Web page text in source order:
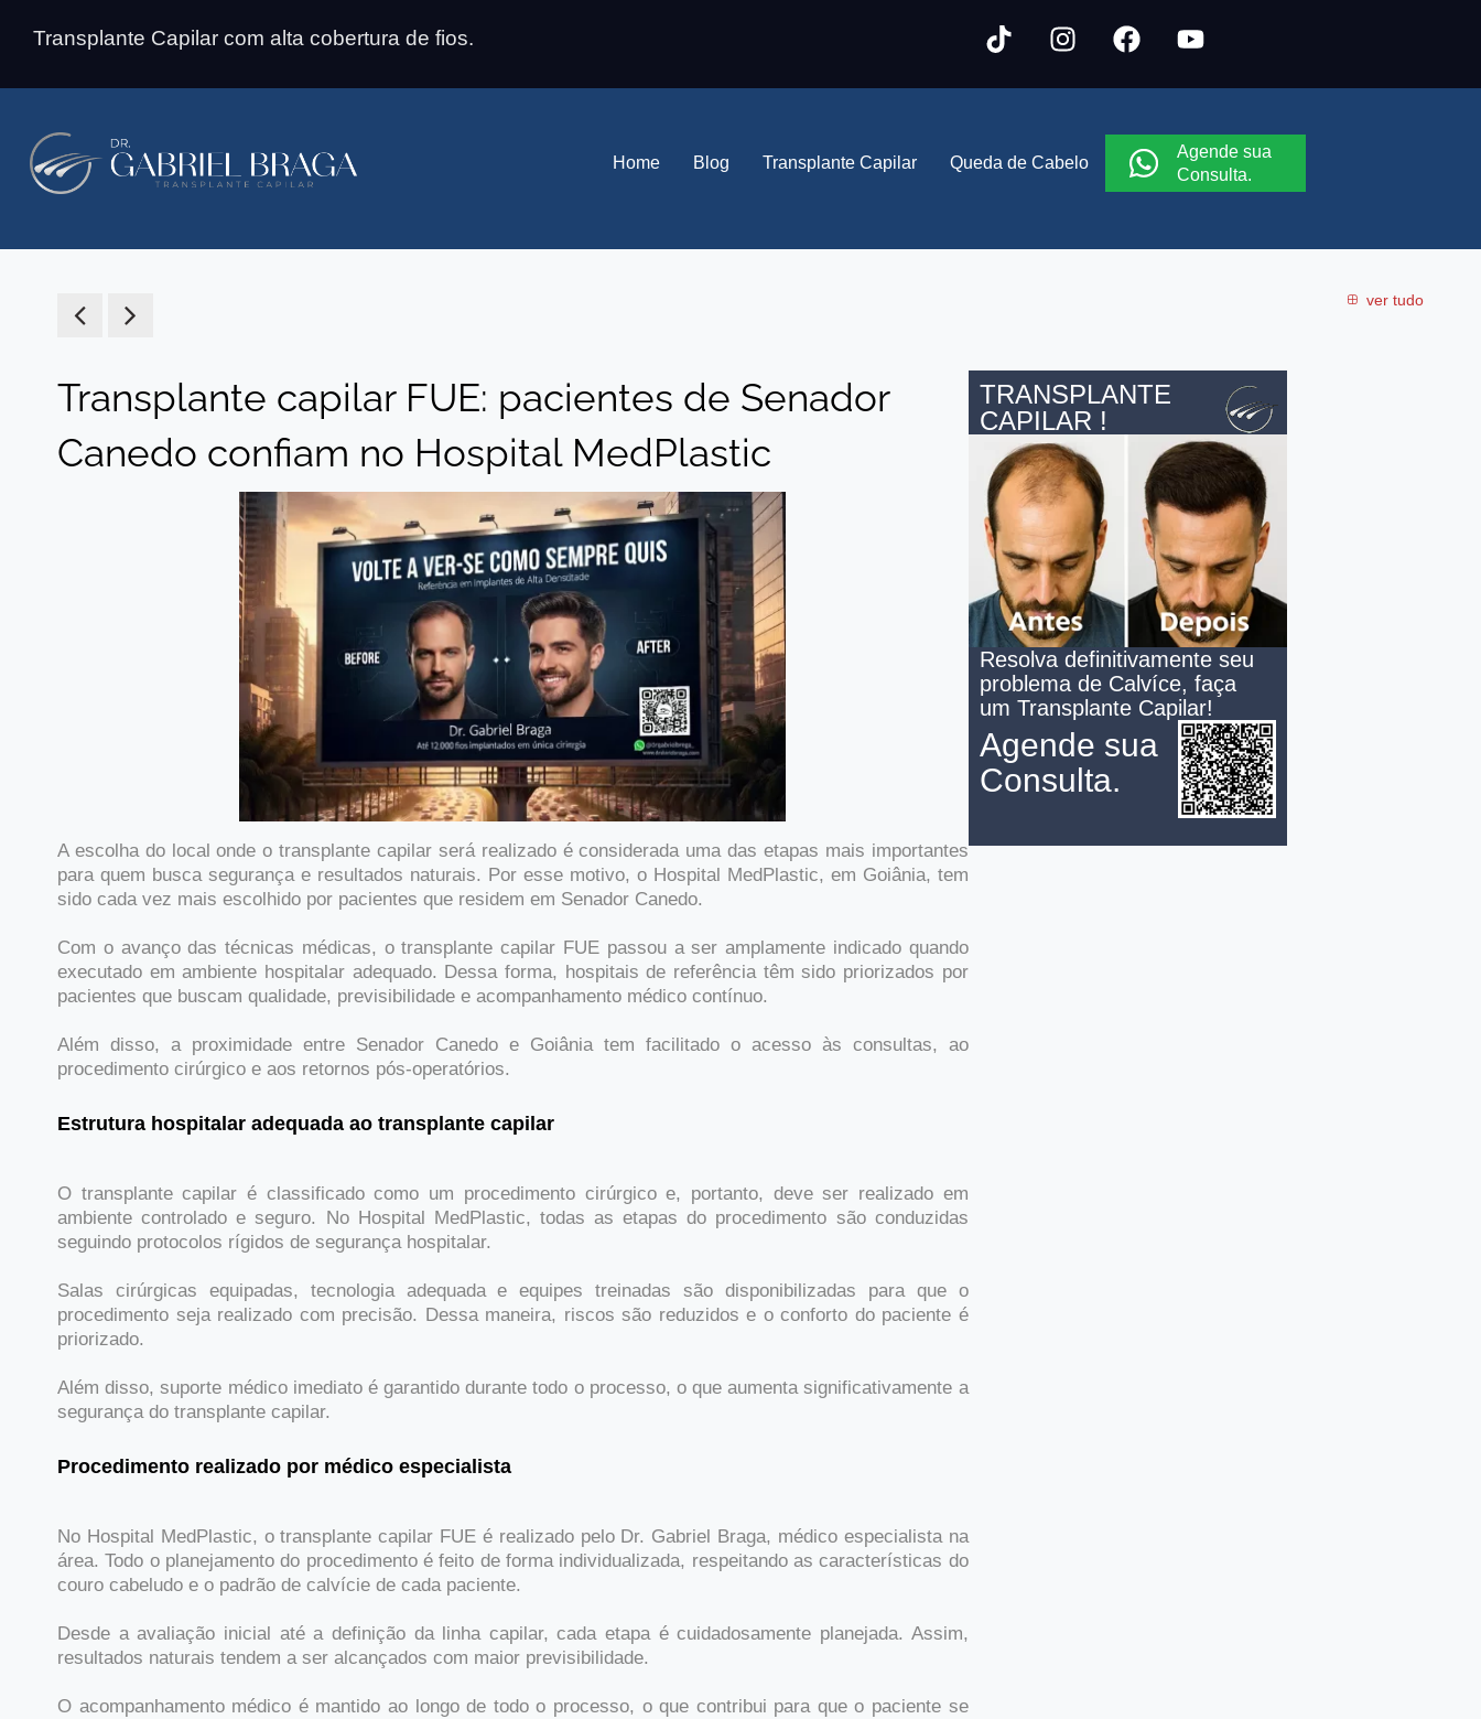
Transplante Capilar com alta cobertura de fios.
Home Blog Transplante Capilar Queda de Cabelo
Agende sua
Consulta.
ver tudo
Transplante capilar FUE: pacientes de Senador
Canedo confiam no Hospital MedPlastic
A escolha do local onde o transplante capilar será realizado é considerada uma das etapas mais importantes
para quem busca segurança e resultados naturais. Por esse motivo, o Hospital MedPlastic, em Goiânia, tem
sido cada vez mais escolhido por pacientes que residem em Senador Canedo.
Com o avanço das técnicas médicas, o transplante capilar FUE passou a ser amplamente indicado quando
executado em ambiente hospitalar adequado. Dessa forma, hospitais de referência têm sido priorizados por
pacientes que buscam qualidade, previsibilidade e acompanhamento médico contínuo.
Além disso, a proximidade entre Senador Canedo e Goiânia tem facilitado o acesso às consultas, ao
procedimento cirúrgico e aos retornos pós-operatórios.
Estrutura hospitalar adequada ao transplante capilar
O transplante capilar é classificado como um procedimento cirúrgico e, portanto, deve ser realizado em
ambiente controlado e seguro. No Hospital MedPlastic, todas as etapas do procedimento são conduzidas
seguindo protocolos rígidos de segurança hospitalar.
Salas cirúrgicas equipadas, tecnologia adequada e equipes treinadas são disponibilizadas para que o
procedimento seja realizado com precisão. Dessa maneira, riscos são reduzidos e o conforto do paciente é
priorizado.
Além disso, suporte médico imediato é garantido durante todo o processo, o que aumenta significativamente a
segurança do transplante capilar.
Procedimento realizado por médico especialista
No Hospital MedPlastic, o transplante capilar FUE é realizado pelo Dr. Gabriel Braga, médico especialista na
área. Todo o planejamento do procedimento é feito de forma individualizada, respeitando as características do
couro cabeludo e o padrão de calvície de cada paciente.
Desde a avaliação inicial até a definição da linha capilar, cada etapa é cuidadosamente planejada. Assim,
resultados naturais tendem a ser alcançados com maior previsibilidade.
O acompanhamento médico é mantido ao longo de todo o processo, o que contribui para que o paciente se
TRANSPLANTE
CAPILAR !
Resolva definitivamente seu
problema de Calvíce, faça
um Transplante Capilar!
Agende sua
Consulta.